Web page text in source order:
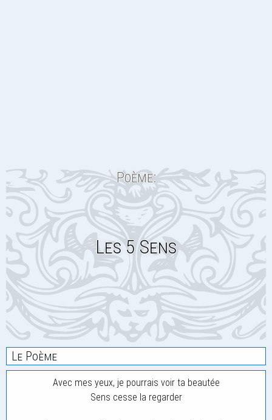
Poème:
Les 5 Sens
Le Poème
Avec mes yeux, je pourrais voir ta beautée
Sens cesse la regarder